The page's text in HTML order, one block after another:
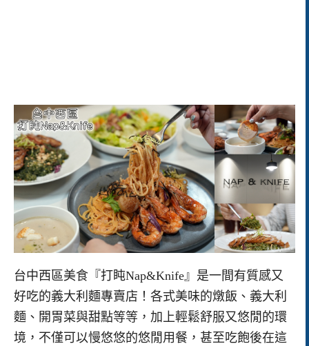
台中西區美食『打盹Nap&Knife』是一間有質感又
好吃的義大利麵專賣店！各式美味的燉飯、義大利
麵、開胃菜與甜點等等，加上輕鬆舒服又悠閒的環
境，不僅可以慢悠悠的悠閒用餐，甚至吃飽後在這